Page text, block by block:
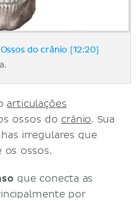
do crânio [12:20]
articulações
ossos do crânio. Sua
irregulares que
os ossos.
que conecta as
por